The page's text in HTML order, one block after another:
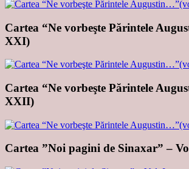
Cartea “Ne vorbeşte Părintele
XXI)
Cartea “Ne vorbeşte Părintele
XXII)
Cartea ”Noi pagini de Sinaxar” –